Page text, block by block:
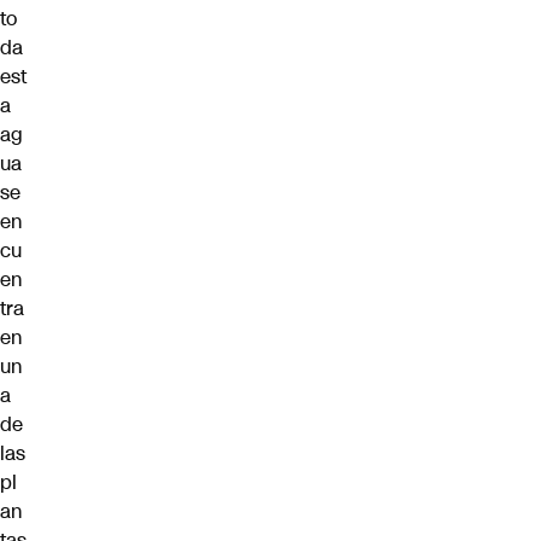
to
da
est
a
ag
ua
se
en
cu
en
tra
en
un
a
de
las
pl
an